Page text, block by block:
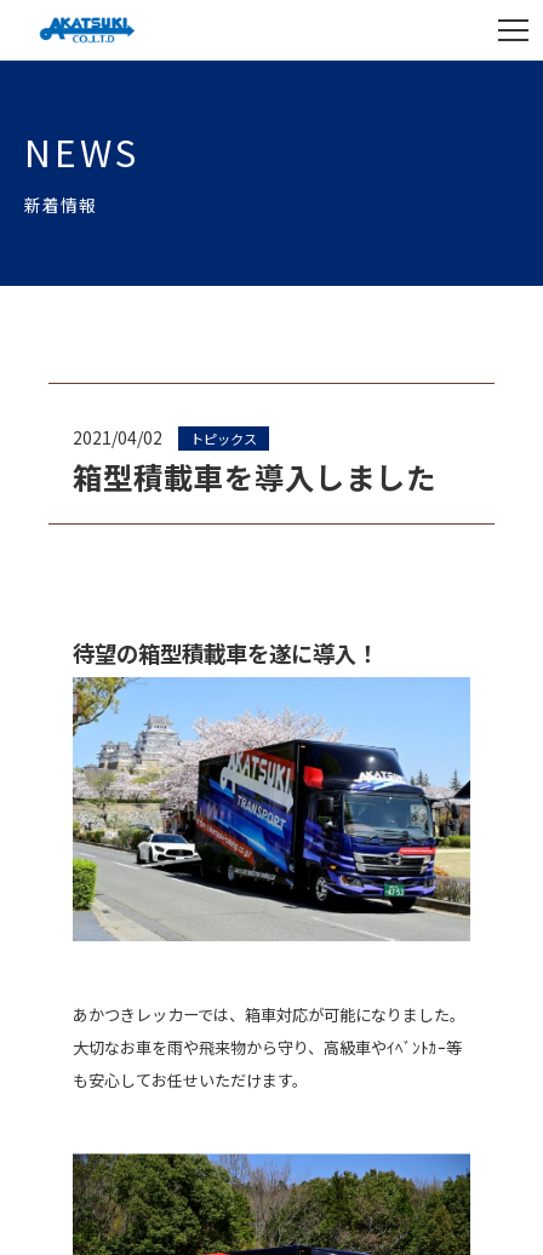
NEWS
新着情報
2021/04/02 トピックス
箱型積載車を導入しました
待望の箱型積載車を遂に導入！
あかつきレッカーでは、箱車対応が可能になりました。
大切なお車を雨や飛来物から守り、高級車やｲﾍﾞﾝﾄｶｰ等
も安心してお任せいただけます。